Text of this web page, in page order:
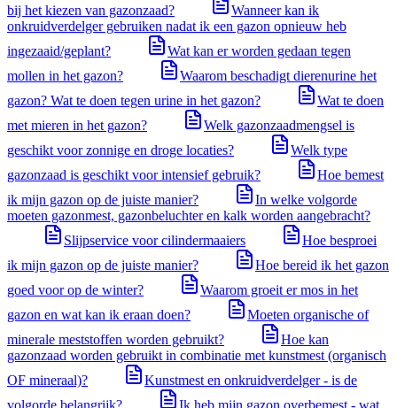
bij het kiezen van gazonzaad?
Wanneer kan ik
onkruidverdelger gebruiken nadat ik een gazon opnieuw heb
ingezaaid/geplant?
Wat kan er worden gedaan tegen
mollen in het gazon?
Waarom beschadigt dierenurine het
gazon? Wat te doen tegen urine in het gazon?
Wat te doen
met mieren in het gazon?
Welk gazonzaadmengsel is
geschikt voor zonnige en droge locaties?
Welk type
gazonzaad is geschikt voor intensief gebruik?
Hoe bemest
ik mijn gazon op de juiste manier?
In welke volgorde
moeten gazonmest, gazonbeluchter en kalk worden aangebracht?
Slijpservice voor cilindermaaiers
Hoe besproei
ik mijn gazon op de juiste manier?
Hoe bereid ik het gazon
goed voor op de winter?
Waarom groeit er mos in het
gazon en wat kan ik eraan doen?
Moeten organische of
minerale meststoffen worden gebruikt?
Hoe kan
gazonzaad worden gebruikt in combinatie met kunstmest (organisch
OF mineraal)?
Kunstmest en onkruidverdelger - is de
volgorde belangrijk?
Ik heb mijn gazon overbemest - wat